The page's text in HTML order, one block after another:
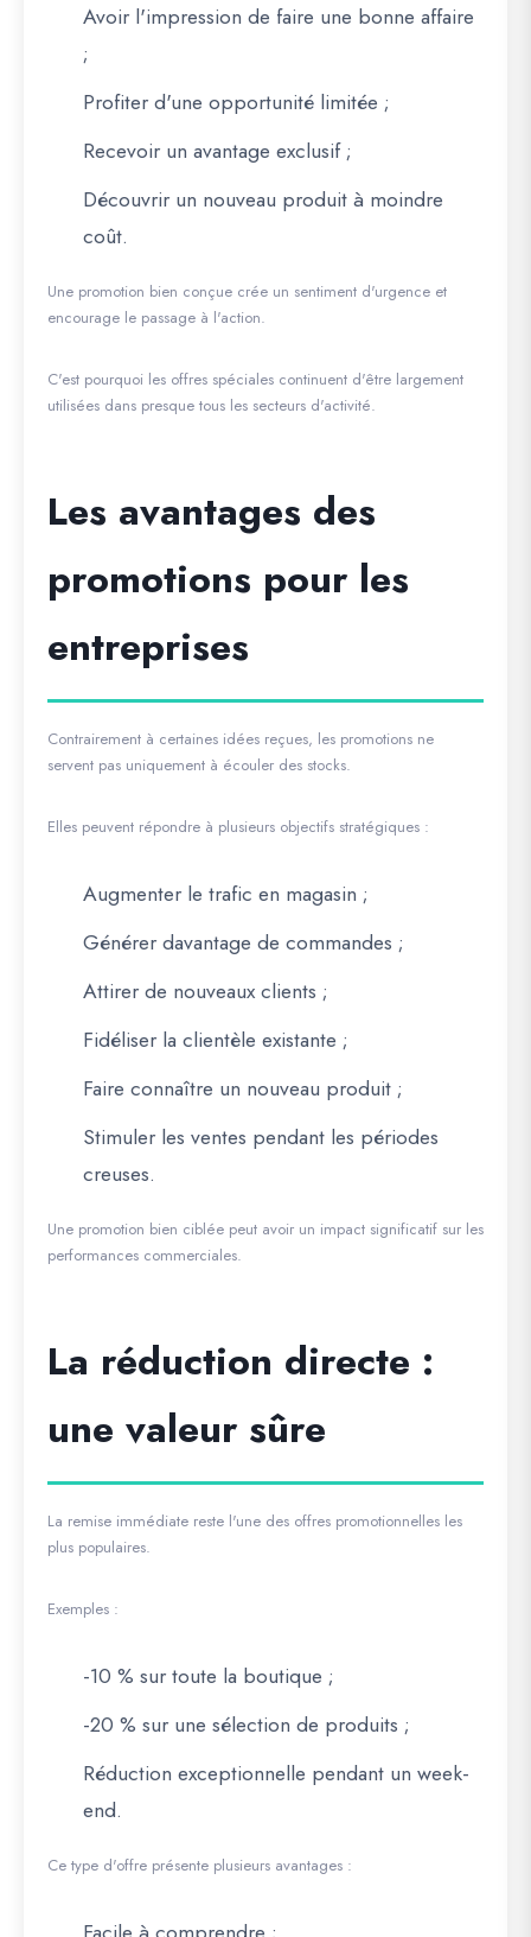
Avoir l'impression de faire une bonne affaire
;
Profiter d'une opportunité limitée ;
Recevoir un avantage exclusif ;
Découvrir un nouveau produit à moindre
coût.
Une promotion bien conçue crée un sentiment d'urgence et
encourage le passage à l'action.
C'est pourquoi les offres spéciales continuent d'être largement
utilisées dans presque tous les secteurs d'activité.
Les avantages des
promotions pour les
entreprises
Contrairement à certaines idées reçues, les promotions ne
servent pas uniquement à écouler des stocks.
Elles peuvent répondre à plusieurs objectifs stratégiques :
Augmenter le trafic en magasin ;
Générer davantage de commandes ;
Attirer de nouveaux clients ;
Fidéliser la clientèle existante ;
Faire connaître un nouveau produit ;
Stimuler les ventes pendant les périodes
creuses.
Une promotion bien ciblée peut avoir un impact significatif sur les
performances commerciales.
La réduction directe :
une valeur sûre
La remise immédiate reste l'une des offres promotionnelles les
plus populaires.
Exemples :
-10 % sur toute la boutique ;
-20 % sur une sélection de produits ;
Réduction exceptionnelle pendant un week-
end.
Ce type d'offre présente plusieurs avantages :